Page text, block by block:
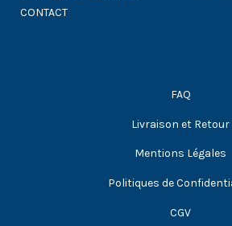
CONTACT
FAQ
Livraison et Retour
Mentions Légales
Politiques de
CGV